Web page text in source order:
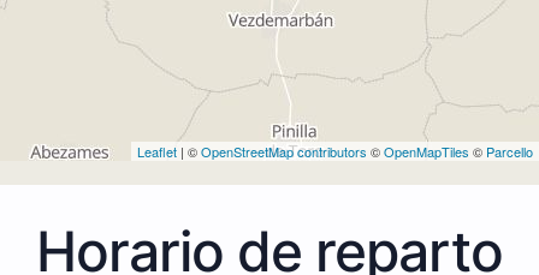
Leaflet | ©OpenStreetMap contributors ©OpenMapTiles © Parcello
Horario de reparto